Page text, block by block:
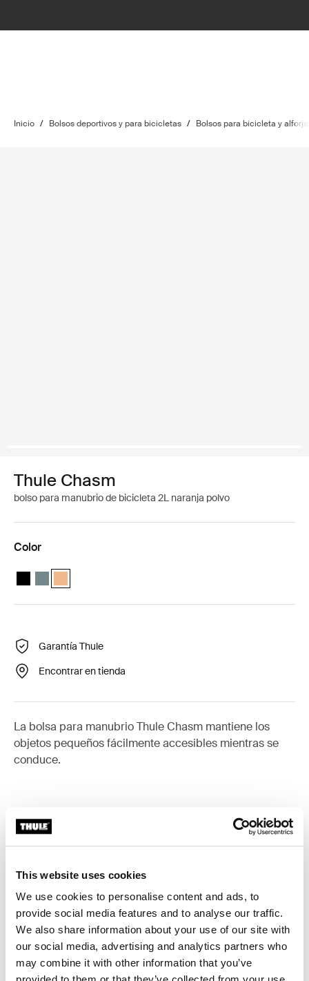
This website uses cookies
We use cookies to personalise content and ads, to
provide social media features and to analyse our traffic.
We also share information about your use of our site with
our social media, advertising and analytics partners who
may combine it with other information that you’ve
Inicio / Bolsos deportivos y para bicicletas / Bolsos para bicicleta y
Thule Chasm
bolso para manubrio de bicicleta 2L naranja polvo
Color
Thule Chasm handlebar bag 2L Negro
Thule Chasm handlebar bag 2L Azul medio
Thule Chasm handlebar bag 2L Naranja polvoriento
Garantía Thule
Encontrar en tienda
La bolsa para manubrio Thule Chasm mantiene los
objetos pequeños fácilmente accesibles mientras se
conduce.
Toggle overview
Descripción del producto
Toggle techspec
Especificaciones técnicas